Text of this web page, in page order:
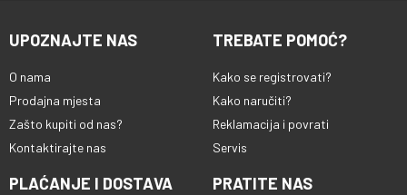
UPOZNAJTE NAS
O nama
Prodajna mjesta
Zašto kupiti od nas?
Kontaktirajte nas
TREBATE POMOĆ?
Kako se registrovati?
Kako naručiti?
Reklamacija i povrati
Servis
PLAĆANJE I DOSTAVA PRATITE NAS